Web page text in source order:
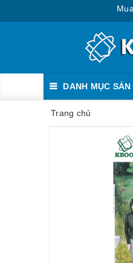
Mua số
DANH MỤC SẢN
Trang chủ